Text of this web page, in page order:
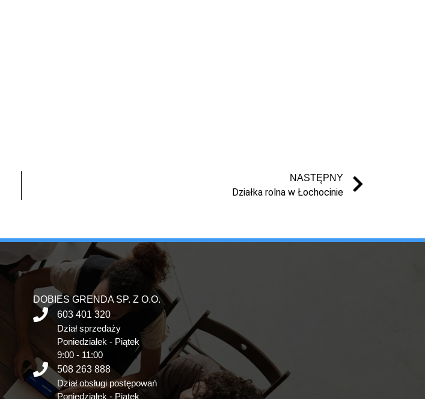
NASTĘPNY
Działka rolna w Łochocinie
DOBIES GRENDA SP. Z O.O.
603 401 320
Dział sprzedaży
Poniedziałek - Piątek
9:00 - 11:00
508 263 888
Dział obsługi postępowań
Poniedziałek - Piątek